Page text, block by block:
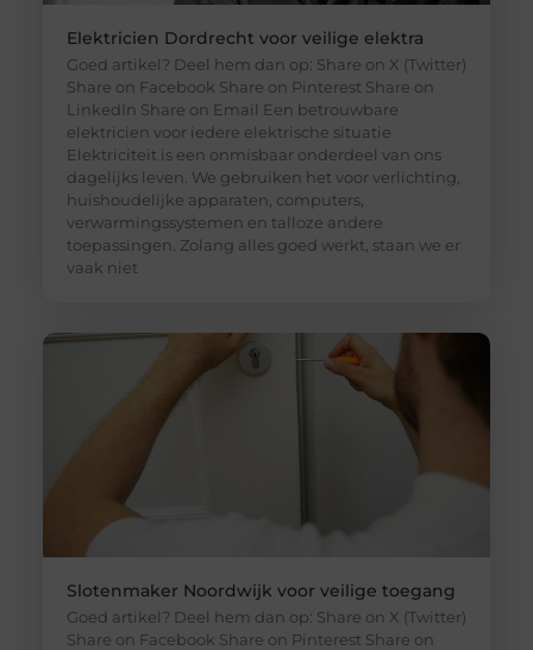
Elektricien Dordrecht voor veilige elektra
Goed artikel? Deel hem dan op: Share on X (Twitter)
Share on Facebook Share on Pinterest Share on
LinkedIn Share on Email Een betrouwbare
elektricien voor iedere elektrische situatie
Elektriciteit is een onmisbaar onderdeel van ons
dagelijks leven. We gebruiken het voor verlichting,
huishoudelijke apparaten, computers,
verwarmingssystemen en talloze andere
toepassingen. Zolang alles goed werkt, staan we er
vaak niet
Slotenmaker Noordwijk voor veilige toegang
Goed artikel? Deel hem dan op: Share on X (Twitter)
Share on Facebook Share on Pinterest Share on